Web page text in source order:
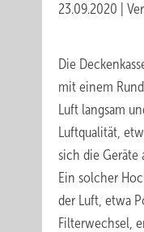
23.09.2020
Die
mit einem
Luft langsam
Luftqualität,
sich die Geräte
Ein solcher
der Luft, etwa
Filterwechsel,